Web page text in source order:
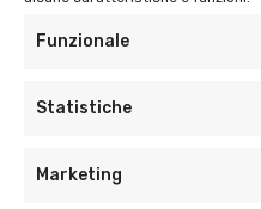
Funzionale
Statistiche
Marketing
© Copyright 2022. Tutti i